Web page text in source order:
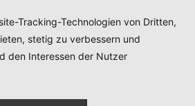
Themes Ltd. Powered byWordPress
Tracking-Technologien von Dritten,
stetig zu verbessern und
den Interessen der Nutzer